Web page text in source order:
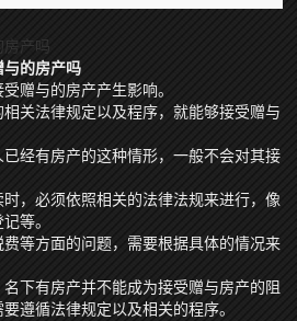
房产吗
与的房产吗
赠与的房产产生影响。
关法律规定以及程序，就能够接受赠与
经有房产的这种情形，一般不会对其接
，必须依照相关的法律法规来进行，像
等。
等方面的问题，需要根据具体的情况来
下有房产并不能成为接受赠与房产的阻
遵循法律规定以及相关的程序。